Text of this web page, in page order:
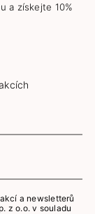
a získejte 10%
a newsletterů
z o.o. v souladu